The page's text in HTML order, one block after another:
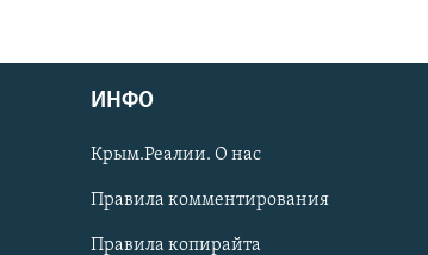
ИНФО
Крым.Реалии. О нас
Правила комментирования
Правила копирайта